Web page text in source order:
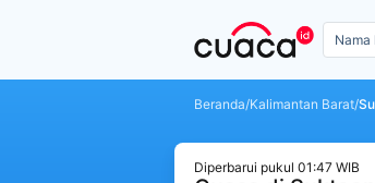
Beranda/Kalimantan Barat/
Diperbarui pukul 01:47 WIB